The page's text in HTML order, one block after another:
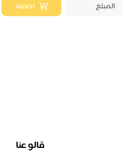
اضافة
قالو عنا